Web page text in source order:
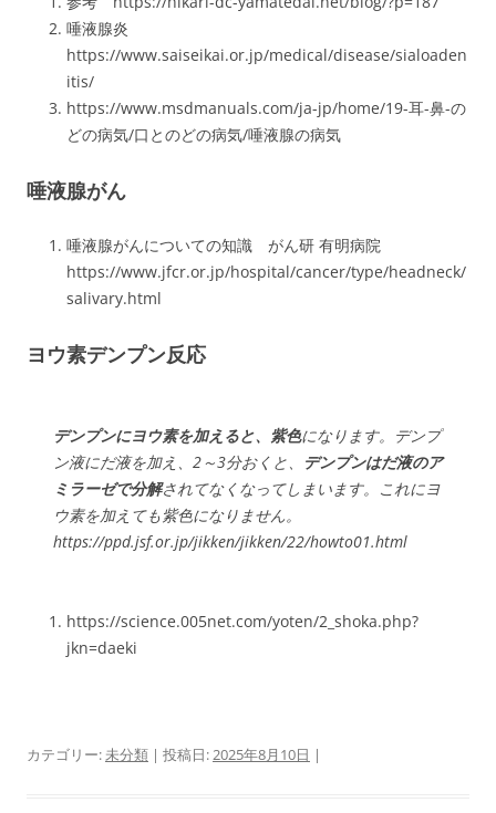
唾液腺炎
https://www.saiseikai.or.jp/medical/disease/sialoaden
itis/
https://www.msdmanuals.com/ja-jp/home/19-耳-鼻-の
どの病気/口とのどの病気/唾液腺の病気
唾液腺がん
唾液腺がんについての知識 がん研 有明病院
https://www.jfcr.or.jp/hospital/cancer/type/headneck/
salivary.html
ヨウ素デンプン反応
デンプンにヨウ素を加えると、紫色になります。デンプ
ン液にだ液を加え、2～3分おくと、
デンプンはだ液のア
ミラーゼで分解されてなくなってしまいます。これにヨ
ウ素を加えても紫色になりません。
https://ppd.jsf.or.jp/jikken/jikken/22/howto01.html
https://science.005net.com/yoten/2_shoka.php?
jkn=daeki
カテゴリー:未分類 | 投稿日:2025年8月10日 |